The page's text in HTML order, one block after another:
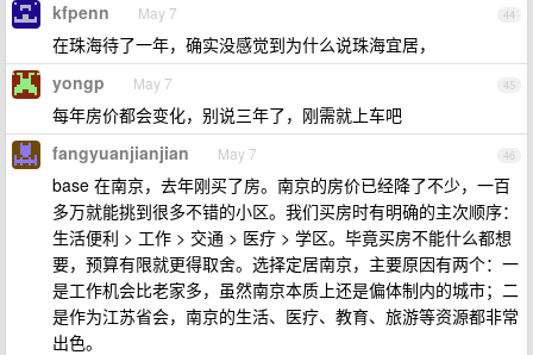
44
kfpenn May 7
在珠海待了一年，确实没感觉到为什么说珠海宜居，
45
yongp May 7
每年房价都会变化，别说三年了，刚需就上车吧
46
fangyuanjianjian May 7
base 在南京，去年刚买了房。南京的房价已经降了不少，一百
多万就能挑到很多不错的小区。我们买房时有明确的主次顺序：
生活便利 > 工作 > 交通 > 医疗 > 学区。毕竟买房不能什么都想
要，预算有限就更得取舍。选择定居南京，主要原因有两个：一
是工作机会比老家多，虽然南京本质上还是偏体制内的城市；二
是作为江苏省会，南京的生活、医疗、教育、旅游等资源都非常
出色。